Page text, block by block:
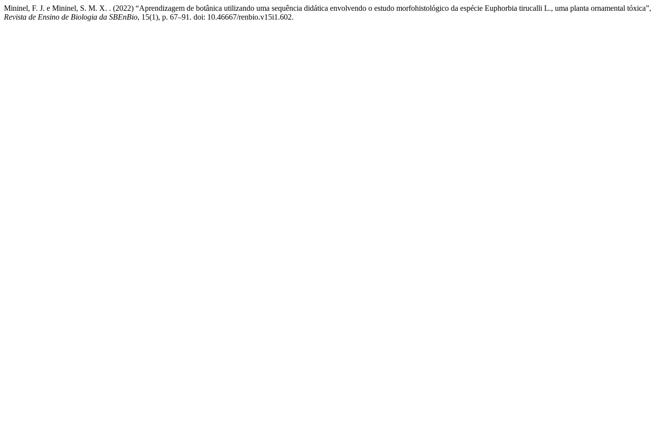
Mininel, F. J. e Mininel, S. M. X. . (2022) “Aprendizagem de botânica utilizando uma sequência didática envolvendo o estudo morfohistológico da espécie Euphorbia tirucalli L., uma planta ornamental tóxica”,
Revista de Ensino de Biologia da SBEnBio, 15(1), p. 67–91. doi: 10.46667/renbio.v15i1.602.